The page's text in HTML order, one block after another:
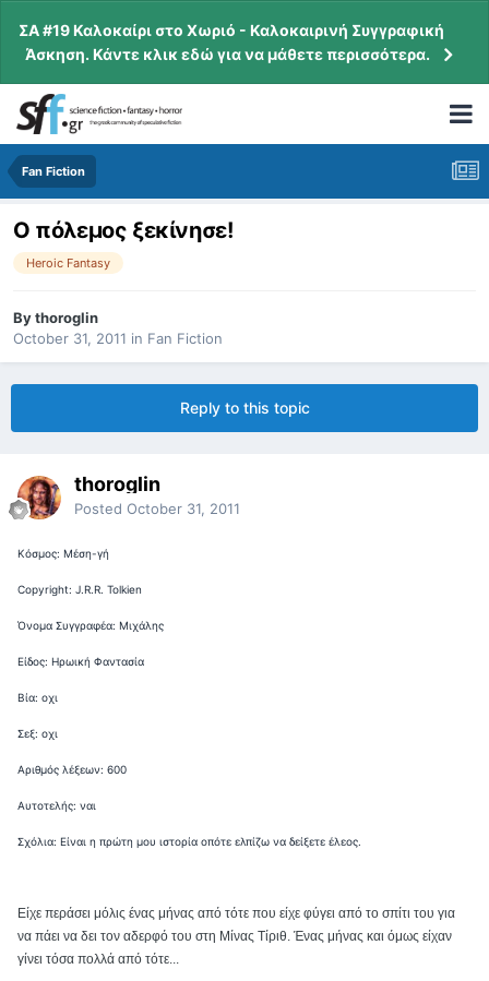
ΣΑ #19 Καλοκαίρι στο Χωριό - Καλοκαιρινή Συγγραφική
Άσκηση. Κάντε κλικ εδώ για να μάθετε περισσότερα.
Fan Fiction
Ο πόλεμος ξεκίνησε!
Heroic Fantasy
Bythoroglin
October 31, 2011 in Fan Fiction
Reply to this topic
thoroglin
Posted October 31, 2011
Κόσμος: Μέση-γή
Copyright: J.R.R. Tolkien
Όνομα Συγγραφέα: Μιχάλης
Είδος: Ηρωική Φαντασία
Βία: οχι
Σεξ: οχι
Αριθμός λέξεων: 600
Αυτοτελής: ναι
Σχόλια: Είναι η πρώτη μου ιστορία οπότε ελπίζω να δείξετε έλεος.
Είχε περάσει μόλις ένας μήνας από τότε που είχε φύγει από το σπίτι του για
να πάει να δει τον αδερφό του στη Μίνας Τίριθ. Ένας μήνας και όμως είχαν
γίνει τόσα πολλά από τότε...